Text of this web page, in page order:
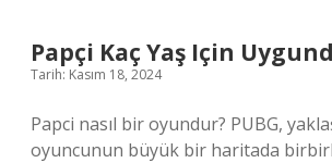
Papçi Kaç Yaş Için
Tarih: Kasım 18, 2024
Papci nasıl bir oyundur? PUBG,
oyuncunun büyük bir haritada